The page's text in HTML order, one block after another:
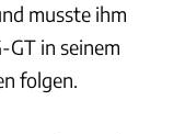
musste ihm
in seinem
folgen.